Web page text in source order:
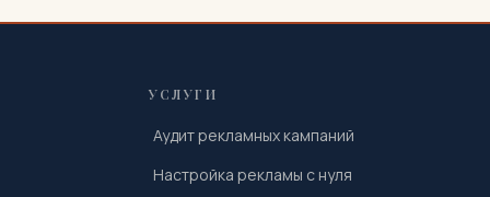
УСЛУГИ
Аудит рекламных кампаний
Настройка рекламы с нуля